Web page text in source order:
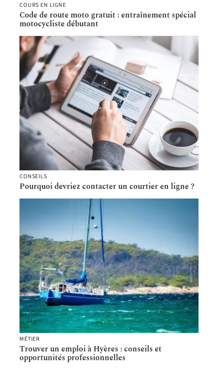
COURS EN LIGNE
Code de route moto gratuit : entraînement spécial
motocycliste débutant
CONSEILS
Pourquoi devriez contacter un courtier en ligne ?
MÉTIER
Trouver un emploi à Hyères : conseils et
opportunités professionnelles